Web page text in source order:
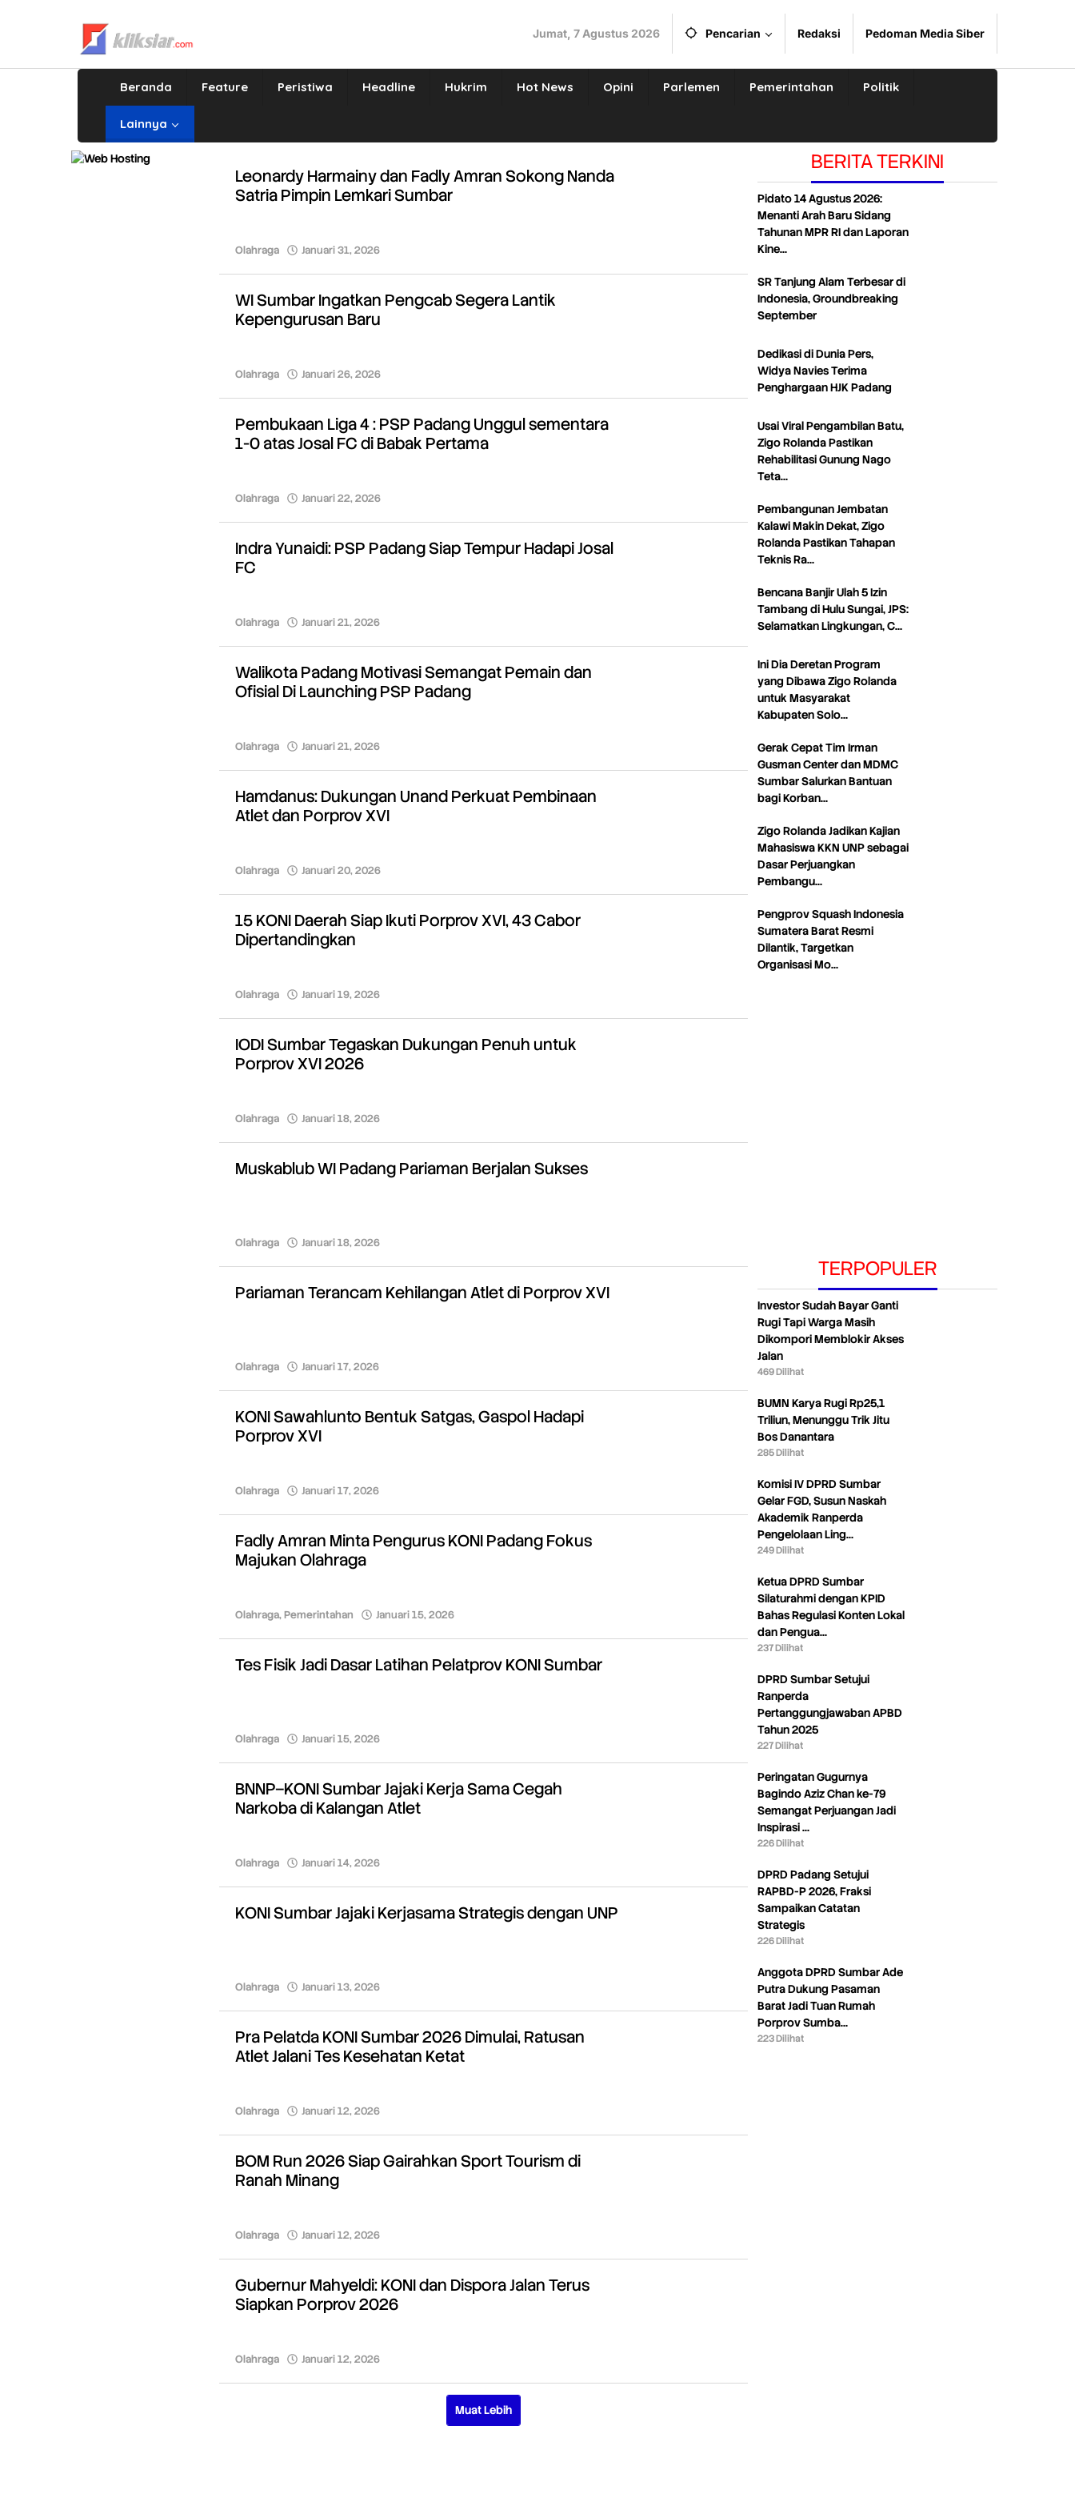
Jumat, 7 Agustus 2026 Pencarian Redaksi Pedoman Media Siber
Beranda Feature Peristiwa Headline Hukrim Hot News Opini Parlemen Pemerintahan Politik
Lainnya
Leonardy Harmainy dan Fadly Amran Sokong Nanda
Satria Pimpin Lemkari Sumbar
Olahraga Januari 31, 2026
WI Sumbar Ingatkan Pengcab Segera Lantik
Kepengurusan Baru
Olahraga Januari 26, 2026
Pembukaan Liga 4 : PSP Padang Unggul sementara
1-0 atas Josal FC di Babak Pertama
Olahraga Januari 22, 2026
Indra Yunaidi: PSP Padang Siap Tempur Hadapi Josal
FC
Olahraga Januari 21, 2026
Walikota Padang Motivasi Semangat Pemain dan
Ofisial Di Launching PSP Padang
Olahraga Januari 21, 2026
Hamdanus: Dukungan Unand Perkuat Pembinaan
Atlet dan Porprov XVI
Olahraga Januari 20, 2026
15 KONI Daerah Siap Ikuti Porprov XVI, 43 Cabor
Dipertandingkan
Olahraga Januari 19, 2026
IODI Sumbar Tegaskan Dukungan Penuh untuk
Porprov XVI 2026
Olahraga Januari 18, 2026
Muskablub WI Padang Pariaman Berjalan Sukses
Olahraga Januari 18, 2026
Pariaman Terancam Kehilangan Atlet di Porprov XVI
Olahraga Januari 17, 2026
KONI Sawahlunto Bentuk Satgas, Gaspol Hadapi
Porprov XVI
Olahraga Januari 17, 2026
Fadly Amran Minta Pengurus KONI Padang Fokus
Majukan Olahraga
Olahraga,Pemerintahan Januari 15, 2026
Tes Fisik Jadi Dasar Latihan Pelatprov KONI Sumbar
Olahraga Januari 15, 2026
BNNP–KONI Sumbar Jajaki Kerja Sama Cegah
Narkoba di Kalangan Atlet
Olahraga Januari 14, 2026
KONI Sumbar Jajaki Kerjasama Strategis dengan UNP
Olahraga Januari 13, 2026
Pra Pelatda KONI Sumbar 2026 Dimulai, Ratusan
Atlet Jalani Tes Kesehatan Ketat
Olahraga Januari 12, 2026
BOM Run 2026 Siap Gairahkan Sport Tourism di
Ranah Minang
Olahraga Januari 12, 2026
Gubernur Mahyeldi: KONI dan Dispora Jalan Terus
Siapkan Porprov 2026
Olahraga Januari 12, 2026
Muat Lebih
BERITA TERKINI
Pidato 14 Agustus 2026:
Menanti Arah Baru Sidang
Tahunan MPR RI dan Laporan
Kine…
SR Tanjung Alam Terbesar di
Indonesia, Groundbreaking
September
Dedikasi di Dunia Pers,
Widya Navies Terima
Penghargaan HJK Padang
Usai Viral Pengambilan Batu,
Zigo Rolanda Pastikan
Rehabilitasi Gunung Nago
Teta…
Pembangunan Jembatan
Kalawi Makin Dekat, Zigo
Rolanda Pastikan Tahapan
Teknis Ra…
Bencana Banjir Ulah 5 Izin
Tambang di Hulu Sungai, JPS:
Selamatkan Lingkungan, C…
Ini Dia Deretan Program
yang Dibawa Zigo Rolanda
untuk Masyarakat
Kabupaten Solo…
Gerak Cepat Tim Irman
Gusman Center dan MDMC
Sumbar Salurkan Bantuan
bagi Korban…
Zigo Rolanda Jadikan Kajian
Mahasiswa KKN UNP sebagai
Dasar Perjuangkan
Pembangu…
Pengprov Squash Indonesia
Sumatera Barat Resmi
Dilantik, Targetkan
Organisasi Mo…
TERPOPULER
Investor Sudah Bayar Ganti
Rugi Tapi Warga Masih
Dikompori Memblokir Akses
Jalan
469 Dilihat
BUMN Karya Rugi Rp25,1
Triliun, Menunggu Trik Jitu
Bos Danantara
285 Dilihat
Komisi IV DPRD Sumbar
Gelar FGD, Susun Naskah
Akademik Ranperda
Pengelolaan Ling…
249 Dilihat
Ketua DPRD Sumbar
Silaturahmi dengan KPID
Bahas Regulasi Konten Lokal
dan Pengua…
237 Dilihat
DPRD Sumbar Setujui
Ranperda
Pertanggungjawaban APBD
Tahun 2025
227 Dilihat
Peringatan Gugurnya
Bagindo Aziz Chan ke-79
Semangat Perjuangan Jadi
Inspirasi …
226 Dilihat
DPRD Padang Setujui
RAPBD-P 2026, Fraksi
Sampaikan Catatan
Strategis
226 Dilihat
Anggota DPRD Sumbar Ade
Putra Dukung Pasaman
Barat Jadi Tuan Rumah
Porprov Sumba…
223 Dilihat